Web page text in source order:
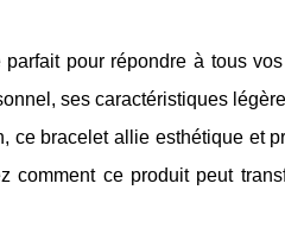
pour répondre à tous
ses caractéristiques
bracelet allie esthétique et
comment ce produit peut